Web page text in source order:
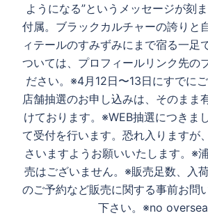
ようになる”というメッセージが刻
付属。ブラックカルチャーの誇りと
ィテールのすみずみにまで宿る一足
ついては、プロフィールリンク先の
ださい。※4月12日〜13日にすでに
店舗抽選のお申し込みは、そのまま
けております。※WEB抽選につきま
て受付を行います。恐れ入りますが
さいますようお願いいたします。※
売はございません。※販売足数、入
のご予約など販売に関する事前お問
下さい。※no